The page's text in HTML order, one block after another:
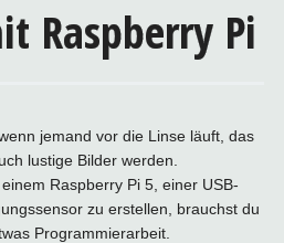
Raspberry Pi
jemand vor die Linse läuft, das
lustige Bilder werden.
Raspberry Pi 5, einer USB-
zu erstellen, brauchst du
Programmierarbeit.